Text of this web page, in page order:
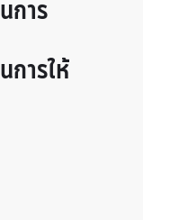
การ
การให้